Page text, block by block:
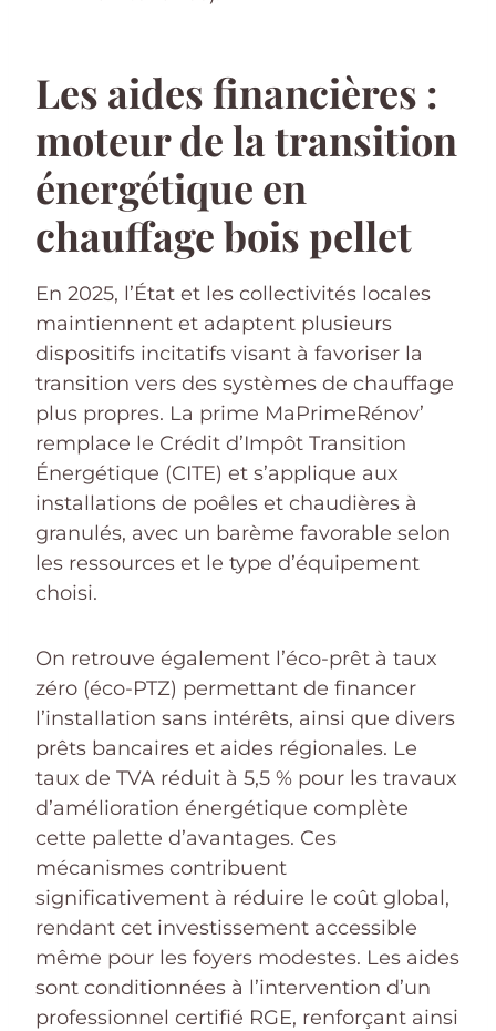
Les aides financières :
moteur de la transition
énergétique en
chauffage bois pellet
En 2025, l’État et les collectivités locales
maintiennent et adaptent plusieurs
dispositifs incitatifs visant à favoriser la
transition vers des systèmes de chauffage
plus propres. La prime MaPrimeRénov’
remplace le Crédit d’Impôt Transition
Énergétique (CITE) et s’applique aux
installations de poêles et chaudières à
granulés, avec un barème favorable selon
les ressources et le type d’équipement
choisi.
On retrouve également l’éco-prêt à taux
zéro (éco-PTZ) permettant de financer
l’installation sans intérêts, ainsi que divers
prêts bancaires et aides régionales. Le
taux de TVA réduit à 5,5 % pour les travaux
d’amélioration énergétique complète
cette palette d’avantages. Ces
mécanismes contribuent
significativement à réduire le coût global,
rendant cet investissement accessible
même pour les foyers modestes. Les aides
sont conditionnées à l’intervention d’un
professionnel certifié RGE, renforçant ainsi